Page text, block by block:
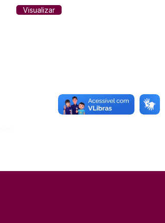
Visualizar